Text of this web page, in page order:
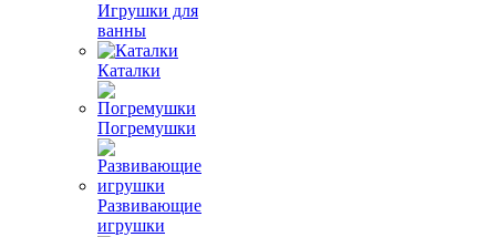
Игрушки для
ванны
Каталки
Погремушки
Развивающие
игрушки